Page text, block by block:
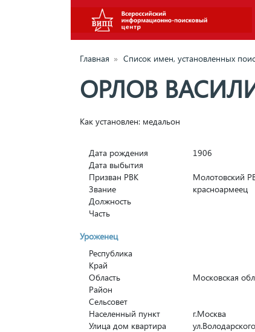
Главная » Список имен, установленных
ОРЛОВ
Как установлен: медальон
Дата рождения
1906
Дата выбытия
Призван РВК
Молотовский
Звание
красноармеец
Должность
Часть
Уроженец
Республика
Край
Область
Московская
Район
Сельсовет
Населенный пункт
г.Москва
Улица дом квартира